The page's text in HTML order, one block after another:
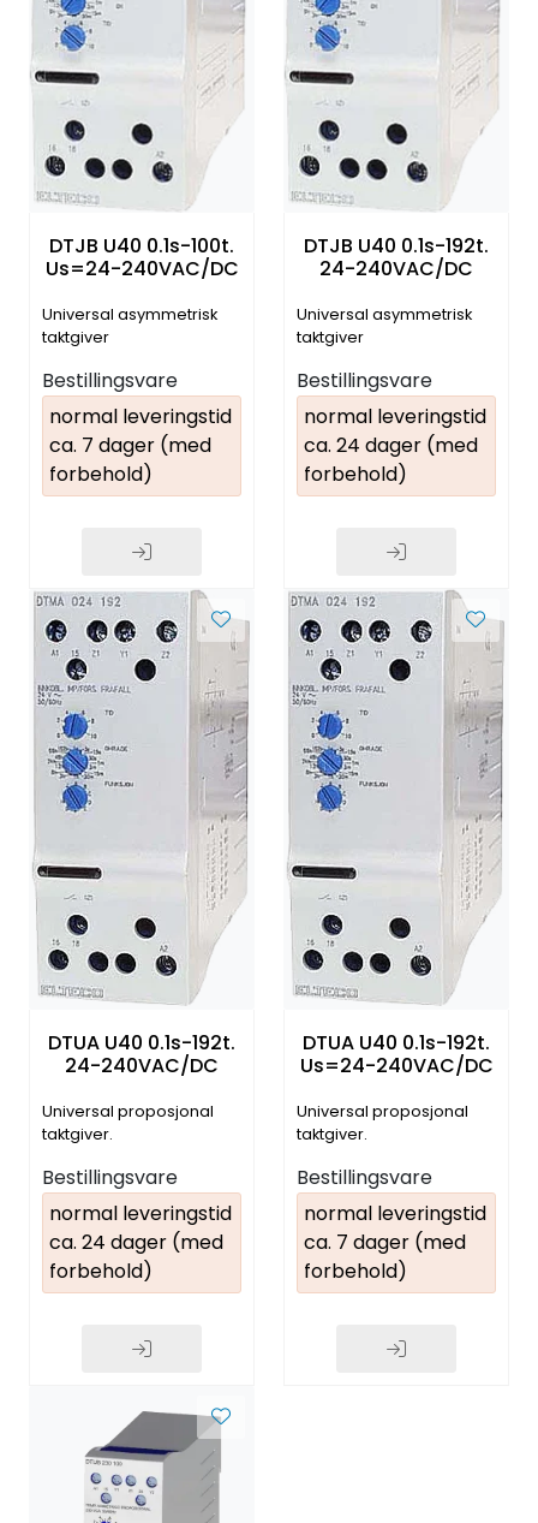
DTJB U40 0.1s-100t.
Us=24-240VAC/DC
Universal asymmetrisk
taktgiver
Bestillingsvare
normal leveringstid
ca. 7 dager (med
forbehold)
DTJB U40 0.1s-192t.
24-240VAC/DC
Universal asymmetrisk
taktgiver
Bestillingsvare
normal leveringstid
ca. 24 dager (med
forbehold)
DTUA U40 0.1s-192t.
24-240VAC/DC
Universal proposjonal
taktgiver.
Bestillingsvare
normal leveringstid
ca. 24 dager (med
forbehold)
DTUA U40 0.1s-192t.
Us=24-240VAC/DC
Universal proposjonal
taktgiver.
Bestillingsvare
normal leveringstid
ca. 7 dager (med
forbehold)